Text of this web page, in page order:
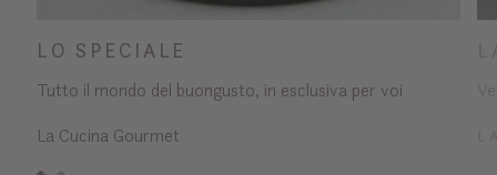
LO SPECIALE
Tutto il mondo del buongusto, in esclusiva per voi
La Cucina Gourmet